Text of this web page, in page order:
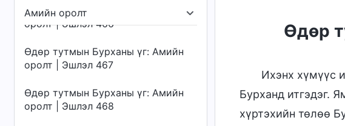
Амийн оролт
нь Амийн оролт Хүрэх газар ба төгсгөл
Өдөр тутмын Бурханы үг: Амийн
оролт | Эшлэл 466
Өдөр тутмын Бурханы үг: Амийн
оролт | Эшлэл 467
Өдөр тутмын Бурханы үг: Амийн
оролт | Эшлэл 468
Өдөр
Ихэнх хүмүүс
Бурханд итгэдэг.
хүртэхийн төлөө